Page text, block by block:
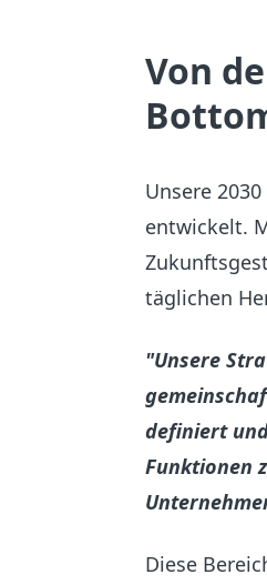
Von
Unsere
entwickelt.
täglichen
"Unsere
definiert
Funktionen
Diese